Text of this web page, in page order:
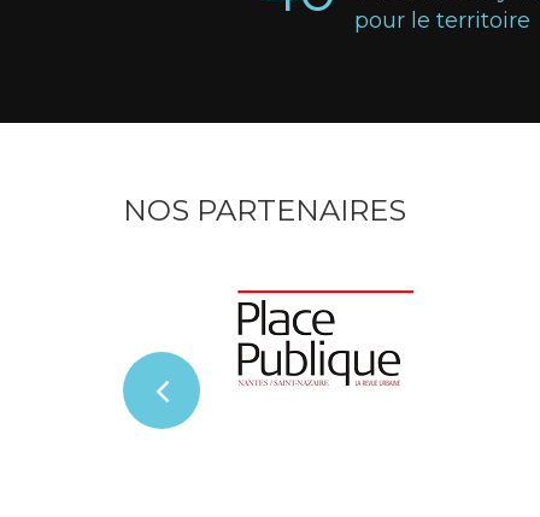
pour le territoire
NOS PARTENAIRES